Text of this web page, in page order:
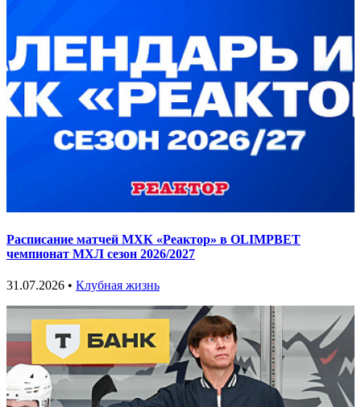
Расписание матчей МХК «Реактор» в OLIMPBET
чемпионат МХЛ сезон 2026/2027
31.07.2026 • Клубная жизнь